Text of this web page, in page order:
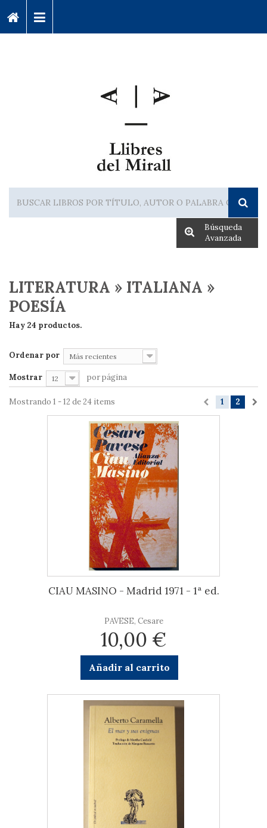
Búsqueda
Avanzada
LITERATURA » ITALIANA »
POESÍA
Hay 24 productos.
Ordenar por Más recientes
Mostrar 12 por página
1 2
Mostrando 1 - 12 de 24 items
CIAU MASINO - Madrid 1971 - 1ª ed.
PAVESE, Cesare
10,00 €
Añadir al carrito